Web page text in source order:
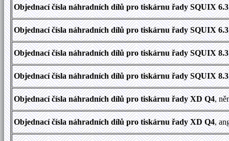
Objednací čísla náhradních dílů pro tiskárnu řady SQUIX 6.3
Objednací čísla náhradních dílů pro tiskárnu řady SQUIX 6.3
Objednací čísla náhradních dílů pro tiskárnu řady SQUIX 8.3
Objednací čísla náhradních dílů pro tiskárnu řady SQUIX 8.3
Objednací čísla náhradních dílů pro tiskárnu řady XD Q4,
Objednací čísla náhradních dílů pro tiskárnu řady XD Q4,